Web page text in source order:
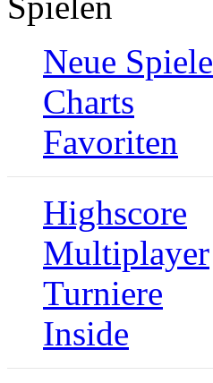
Neue Spiele
Charts
Favoriten
Highscore
Multiplayer
Turniere
Inside